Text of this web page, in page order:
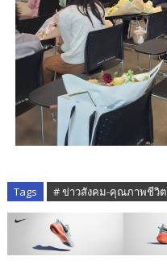
Tags # ข่าวสังคม-คุณภาพชีวิต